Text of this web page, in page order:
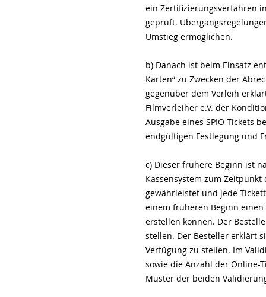
ein Zertifizierungsverfahren
geprüft.
Umstieg ermöglichen.
b) Danach ist beim Einsatz
Karten“ zu Zwecken der
gegenüber dem Verleih
Filmverleiher e.V. der
Ausgabe eines SPIO-Tickets
endgültigen Festlegung und
c) Dieser frühere Beginn ist
Kassensystem zum
gewährleistet und jede
einem früheren Beginn
erstellen können. Der
stellen. Der Besteller erklärt
Verfügung zu stellen. Im
sowie die Anzahl der Online-
Muster der beiden